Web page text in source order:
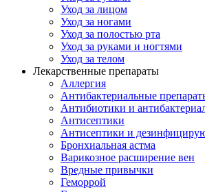
Уход за лицом
Уход за ногами
Уход за полостью рта
Уход за руками и ногтями
Уход за телом
Лекарственные препараты
Аллергия
Антибактериальные
Антибиотики и
Антисептики
Антисептики и
Бронхиальная астма
Варикозное расширение вен
Вредные привычки
Геморрой